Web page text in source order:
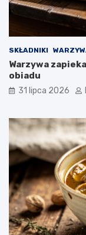
SKŁADNIKI
Warzywa
obiadu
31 lipca 2026